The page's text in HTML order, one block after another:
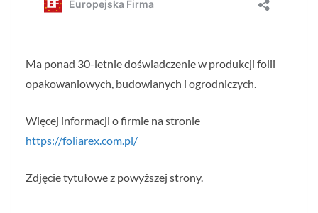
Ma ponad 30-letnie doświadczenie w produkcji folii
opakowaniowych, budowlanych i ogrodniczych.
Więcej informacji o firmie na stronie
https://foliarex.com.pl/
Zdjęcie tytułowe z powyższej strony.